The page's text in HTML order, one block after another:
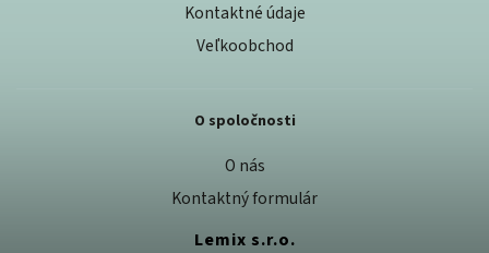
Kontaktné údaje
Veľkoobchod
O spoločnosti
O nás
Kontaktný formulár
Lemix s.r.o.